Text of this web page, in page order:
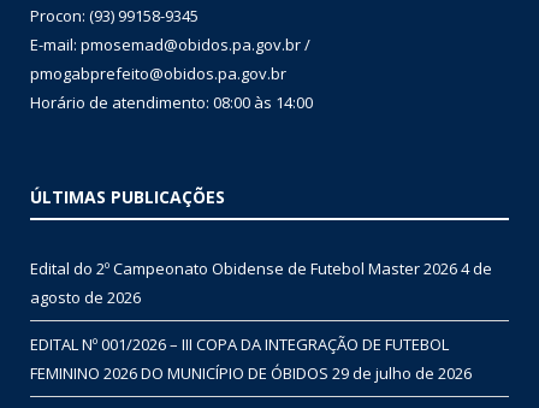
Procon: (93) 99158-9345
E-mail: pmosemad@obidos.pa.gov.br /
pmogabprefeito@obidos.pa.gov.br
Horário de atendimento: 08:00 às 14:00
ÚLTIMAS PUBLICAÇÕES
Edital do 2º Campeonato Obidense de Futebol Master 20264 de
agosto de 2026
EDITAL Nº 001/2026 – III COPA DA INTEGRAÇÃO DE FUTEBOL
FEMININO 2026 DO MUNICÍPIO DE ÓBIDOS 29 de julho de 2026